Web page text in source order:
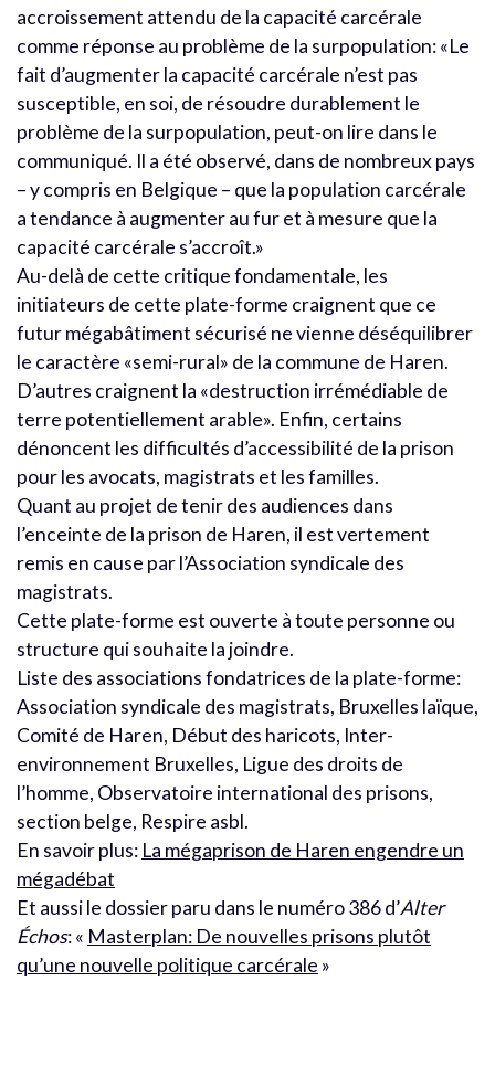
accroissement attendu de la capacité carcérale
comme réponse au problème de la surpopulation: «Le
fait d’augmenter la capacité carcérale n’est pas
susceptible, en soi, de résoudre durablement le
problème de la surpopulation, peut-on lire dans le
communiqué. Il a été observé, dans de nombreux pays
– y compris en Belgique – que la population carcérale
a tendance à augmenter au fur et à mesure que la
capacité carcérale s’accroît.»
Au-delà de cette critique fondamentale, les
initiateurs de cette plate-forme craignent que ce
futur mégabâtiment sécurisé ne vienne déséquilibrer
le caractère «semi-rural» de la commune de Haren.
D’autres craignent la «destruction irrémédiable de
terre potentiellement arable». Enfin, certains
dénoncent les difficultés d’accessibilité de la prison
pour les avocats, magistrats et les familles.
Quant au projet de tenir des audiences dans
l’enceinte de la prison de Haren, il est vertement
remis en cause par l’Association syndicale des
magistrats.
Cette plate-forme est ouverte à toute personne ou
structure qui souhaite la joindre.
Liste des associations fondatrices de la plate-forme:
Association syndicale des magistrats, Bruxelles laïque,
Comité de Haren, Début des haricots, Inter-
environnement Bruxelles, Ligue des droits de
l’homme, Observatoire international des prisons,
section belge, Respire asbl.
En savoir plus: La mégaprison de Haren engendre un
mégadébat
Et aussi le dossier paru dans le numéro 386 d’Alter
Échos: « Masterplan: De nouvelles prisons plutôt
qu’une nouvelle politique carcérale »